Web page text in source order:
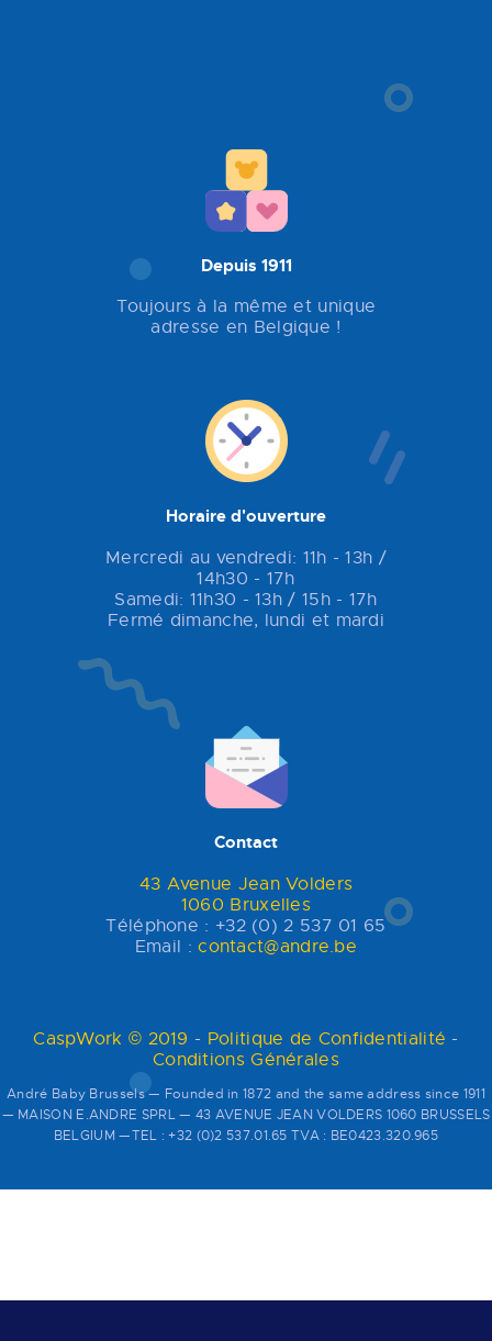
Depuis 1911
Toujours à la même et unique
adresse en Belgique !
Horaire d'ouverture
Mercredi au vendredi: 11h - 13h /
14h30 - 17h
Samedi: 11h30 - 13h / 15h - 17h
Fermé dimanche, lundi et mardi
Contact
43 Avenue Jean Volders
1060 Bruxelles
Téléphone : +32 (0) 2 537 01 65
Email :contact@andre.be
CaspWork © 2019 - Politique de Confidentialité -
Conditions Générales
André Baby Brussels — Founded in 1872 and the same address since 1911
— MAISON E.ANDRE SPRL — 43 AVENUE JEAN VOLDERS 1060 BRUSSELS
BELGIUM —TEL : +32 (0)2 537.01.65 TVA : BE0423.320.965